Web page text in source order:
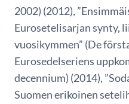
2002) (2012),
Eurosetelisarjan synty,
vuosikymmen” (De
Eurosedelseriens
decennium) (2014),
Suomen erikoinen